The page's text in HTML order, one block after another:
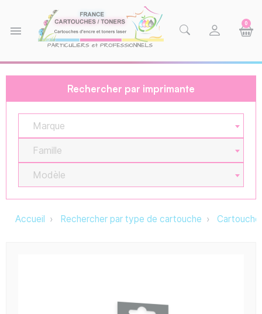
menu
0
Rechercher par imprimante
Marque
Famille
Modèle
Accueil Rechercher par type de cartouche